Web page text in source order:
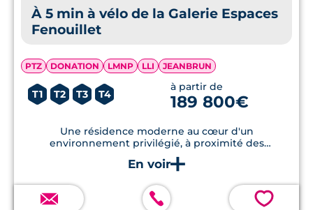
À 5 min à vélo de la Galerie Espaces
Fenouillet
PTZ DONATION LMNP LLI JEANBRUN
T1 T2 T3 T4
à partir de
189 800€
Une résidence moderne au cœur d'un
environnement privilégié, à proximité des
commodités
💗